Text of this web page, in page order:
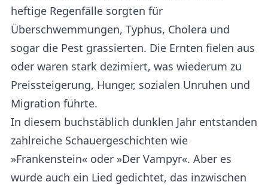
heftige Regenfälle sorgten für
Überschwemmungen, Typhus, Cholera und
sogar die Pest grassierten. Die Ernten fielen aus
oder waren stark dezimiert, was wiederum zu
Preissteigerung, Hunger, sozialen Unruhen und
Migration führte.
In diesem buchstäblich dunklen Jahr entstanden
zahlreiche Schauergeschichten wie
»Frankenstein« oder »Der Vampyr«. Aber es
wurde auch ein Lied gedichtet, das inzwischen